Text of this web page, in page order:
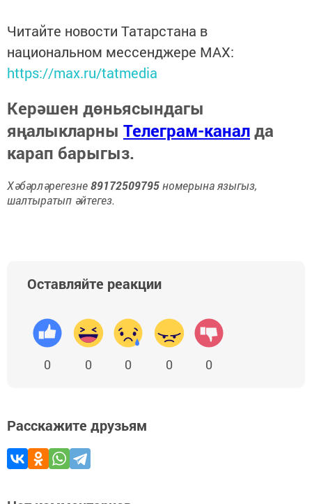
Читайте новости Татарстана в
национальном мессенджере MАХ:
https://max.ru/tatmedia
Керәшен дөньясындагы
яңалыкларны Телеграм-каналда
карап барыгыз.
Хәбәрләрегезне89172509795номерына языгыз,
шалтыратып әйтегез.
Оставляйте реакции
0 0 0 0 0
Расскажите друзьям